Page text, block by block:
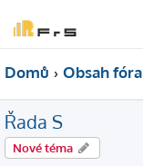
Domů Obsah fóra
Řada S
Nové téma